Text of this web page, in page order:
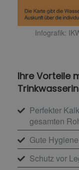
Infografik:
Ihre Vorteile
Perfekter
gesamten
Gute
Schutz vor